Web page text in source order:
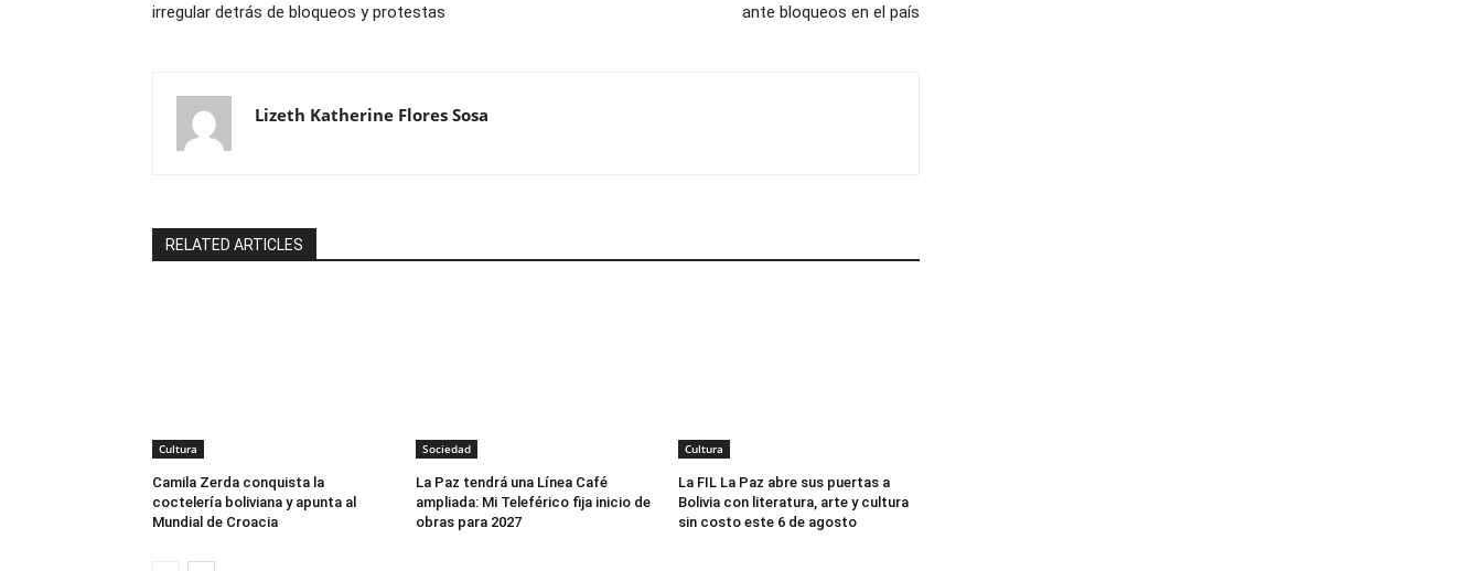
irregular detrás de bloqueos y protestas
ante bloqueos en el país
Lizeth Katherine Flores Sosa
RELATED ARTICLES
Cultura
Camila Zerda conquista la
coctelería boliviana y apunta al
Mundial de Croacia
Sociedad
La Paz tendrá una Línea Café
ampliada: Mi Teleférico fija inicio de
obras para 2027
Cultura
La FIL La Paz abre sus puertas a
Bolivia con literatura, arte y cultura
sin costo este 6 de agosto